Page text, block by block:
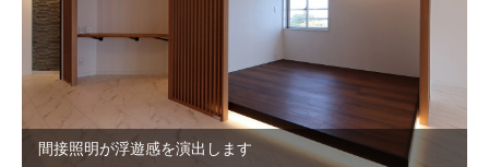
間接照明が浮遊感を演出します